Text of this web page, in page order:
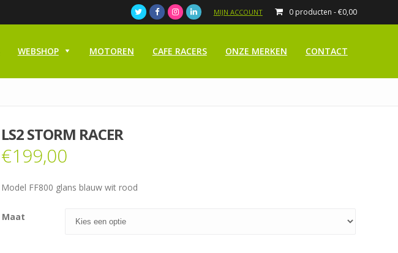
0 producten -€0,00
MIJN ACCOUNT
WEBSHOP MOTOREN CAFE RACERS ONZE MERKEN CONTACT
LS2 STORM RACER
€199,00
Model FF800 glans blauw wit rood
Maat